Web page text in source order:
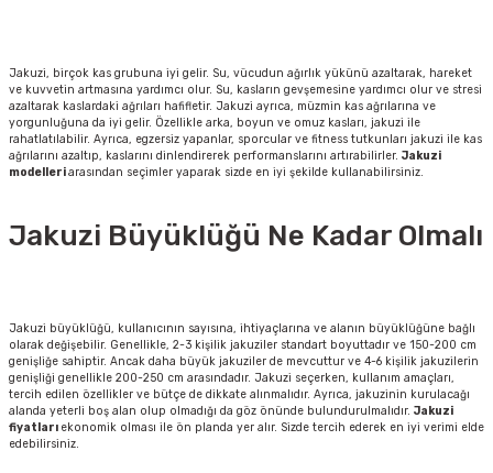
Jakuzi, birçok kas grubuna iyi gelir. Su, vücudun ağırlık yükünü azaltarak, hareket
ve kuvvetin artmasına yardımcı olur. Su, kasların gevşemesine yardımcı olur ve stresi
azaltarak kaslardaki ağrıları hafifletir. Jakuzi ayrıca, müzmin kas ağrılarına ve
yorgunluğuna da iyi gelir. Özellikle arka, boyun ve omuz kasları, jakuzi ile
rahatlatılabilir. Ayrıca, egzersiz yapanlar, sporcular ve fitness tutkunları jakuzi ile kas
ağrılarını azaltıp, kaslarını dinlendirerek performanslarını artırabilirler. Jakuzi
modelleriarasından seçimler yaparak sizde en iyi şekilde kullanabilirsiniz.
Jakuzi Büyüklüğü Ne Kadar Olmalı
Jakuzi büyüklüğü, kullanıcının sayısına, ihtiyaçlarına ve alanın büyüklüğüne bağlı
olarak değişebilir. Genellikle, 2-3 kişilik jakuziler standart boyuttadır ve 150-200 cm
genişliğe sahiptir. Ancak daha büyük jakuziler de mevcuttur ve 4-6 kişilik jakuzilerin
genişliği genellikle 200-250 cm arasındadır. Jakuzi seçerken, kullanım amaçları,
tercih edilen özellikler ve bütçe de dikkate alınmalıdır. Ayrıca, jakuzinin kurulacağı
alanda yeterli boş alan olup olmadığı da göz önünde bulundurulmalıdır. Jakuzi
fiyatları ekonomik olması ile ön planda yer alır. Sizde tercih ederek en iyi verimi elde
edebilirsiniz.